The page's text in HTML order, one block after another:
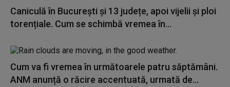
Caniculă în București și 13 județe, apoi vijelii și ploi
torențiale. Cum se schimbă vremea în...
Cum va fi vremea în următoarele patru săptămâni.
ANM anunță o răcire accentuată, urmată de...